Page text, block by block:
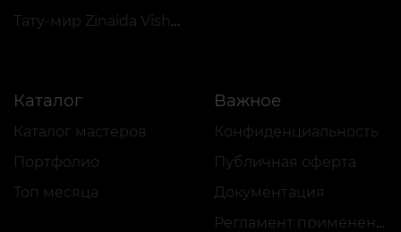
Тату-мир Zinaida Vishenka
Каталог
Каталог мастеров
Портфолио
Топ месяца
Важное
Конфиденциальность
Публичная оферта
Документация
Регламент применения акций